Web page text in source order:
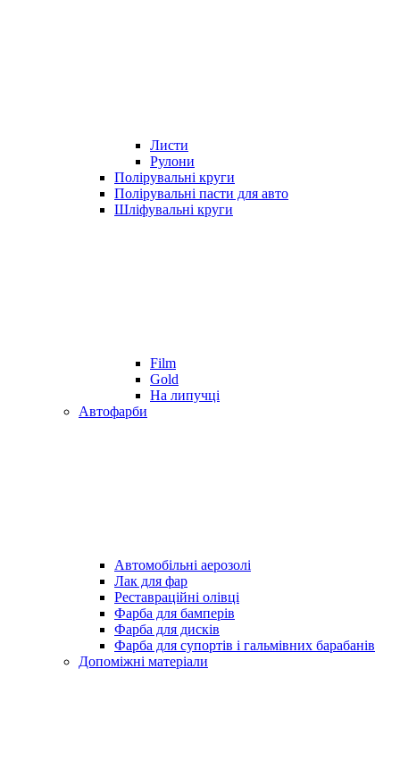
Листи
Рулони
Полірувальні круги
Полірувальні пасти для авто
Шліфувальні круги
Film
Gold
На липучці
Автофарби
Автомобільні аерозолі
Лак для фар
Реставраційні олівці
Фарба для бамперів
Фарба для дисків
Фарба для супортів і гальмівних барабанів
Допоміжні матеріали